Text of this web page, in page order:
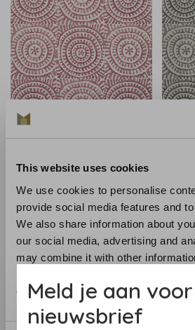
This website uses cookies
We use cookies to personalise
provide social media features and
We also share information about
our social media, advertising and
may combine it with other
of their services.
Thibaut
Meld je aan
nieuwsbrief